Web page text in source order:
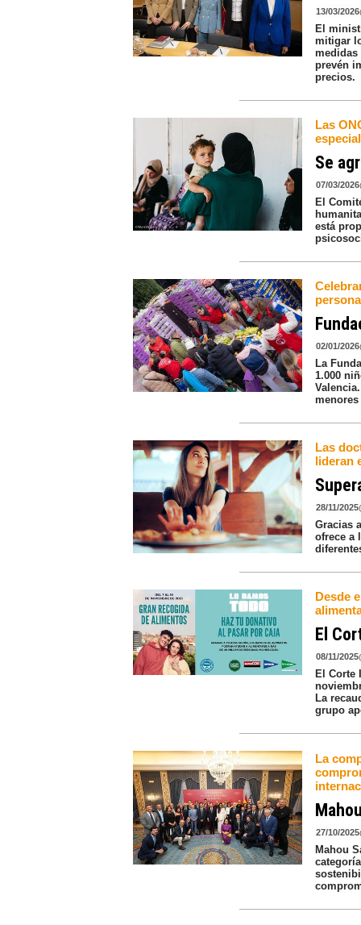
13/03/2026
El
mitigar
medidas
prevén
precios.
Las
Se
07/03/2026
El
está
02/01/2026
La
1.000
Las
lideran
28/11/2025
Gracias
ofrece a
Desde
El
08/11/2025
El Corte
La
grupo
La
27/10/2025
Mahou